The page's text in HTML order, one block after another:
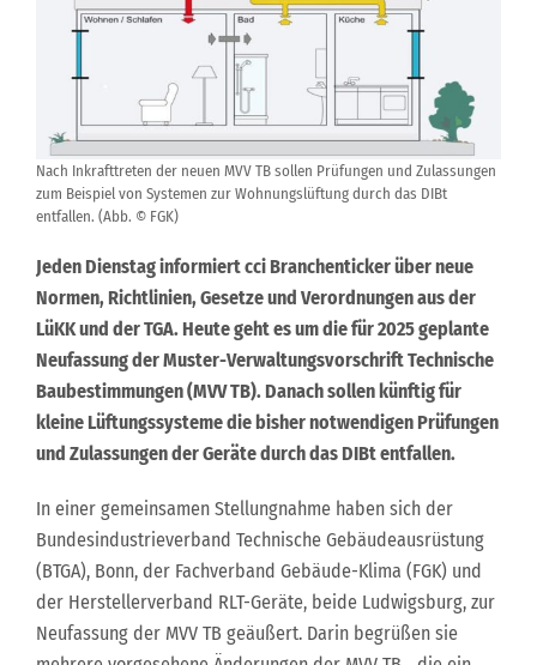
Nach Inkrafttreten der neuen MVV TB sollen Prüfungen und Zulassungen
zum Beispiel von Systemen zur Wohnungslüftung durch das DIBt
entfallen. (Abb. © FGK)
Jeden Dienstag informiert cci Branchenticker über neue
Normen, Richtlinien, Gesetze und Verordnungen aus der
LüKK und der TGA. Heute geht es um die für 2025 geplante
Neufassung der Muster-Verwaltungsvorschrift Technische
Baubestimmungen (MVV TB). Danach sollen künftig für
kleine Lüftungssysteme die bisher notwendigen Prüfungen
und Zulassungen der Geräte durch das DIBt entfallen.
In einer gemeinsamen Stellungnahme haben sich der
Bundesindustrieverband Technische Gebäudeausrüstung
(BTGA), Bonn, der Fachverband Gebäude-Klima (FGK) und
der Herstellerverband RLT-Geräte, beide Ludwigsburg, zur
Neufassung der MVV TB geäußert. Darin begrüßen sie